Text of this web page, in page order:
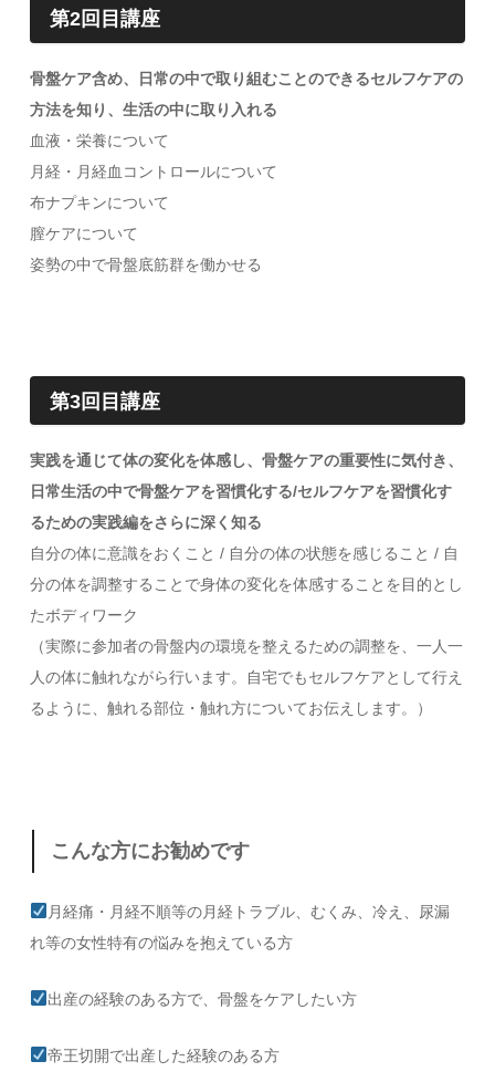
第2回目講座
骨盤ケア含め、日常の中で取り組むことのできるセルフケアの
方法を知り、生活の中に取り入れる
血液・栄養について
月経・月経血コントロールについて
布ナプキンについて
膣ケアについて
姿勢の中で骨盤底筋群を働かせる
第3回目講座
実践を通じて体の変化を体感し、骨盤ケアの重要性に気付き、
日常生活の中で骨盤ケアを習慣化する/セルフケアを習慣化す
るための実践編をさらに深く知る
自分の体に意識をおくこと / 自分の体の状態を感じること / 自
分の体を調整することで身体の変化を体感することを目的とし
たボディワーク
（実際に参加者の骨盤内の環境を整えるための調整を、一人一
人の体に触れながら行います。自宅でもセルフケアとして行え
るように、触れる部位・触れ方についてお伝えします。）
こんな方にお勧めです
月経痛・月経不順等の月経トラブル、むくみ、冷え、尿漏
れ等の女性特有の悩みを抱えている方
出産の経験のある方で、骨盤をケアしたい方
帝王切開で出産した経験のある方